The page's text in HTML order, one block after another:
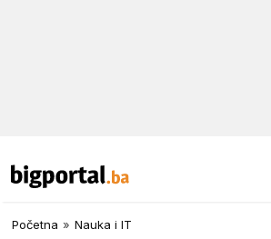
Početna » Nauka i IT